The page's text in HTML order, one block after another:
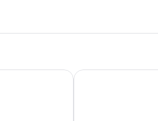
墾丁福華渡假飯店